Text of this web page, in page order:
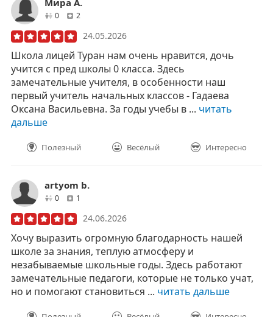
Мира А.
0друзей
2
24.05.2026
Школа лицей Туран нам очень нравится, дочь
учится с пред школы 0 класса. Здесь
замечательные учителя, в особенности наш
первый учитель начальных классов - Гадаева
Оксана Васильевна. За годы учебы в ... читать
дальше
Полезный Весёлый Интересно
artyom b.
0друзей1
24.06.2026
Хочу выразить огромную благодарность нашей
школе за знания, теплую атмосферу и
незабываемые школьные годы. Здесь работают
замечательные педагоги, которые не только учат,
но и помогают становиться ... читать дальше